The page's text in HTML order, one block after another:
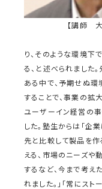
【講師 大
り、そのような環境
る、と述べられました
ある中で、予期せぬ
することで、事業の拡
ユーザーイン経営の
した。塾生からは「企
先と比較して製品を作
える、市場のニーズ
するなど、今まで考え
れました。」「常にス